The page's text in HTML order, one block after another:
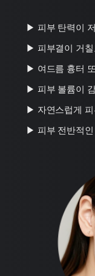
▶ 피부 탄력이
▶ 피부결이 거칠
▶ 여드름 흉터
▶ 피부 볼륨이
▶ 자연스럽게 피
▶ 피부 전반적인